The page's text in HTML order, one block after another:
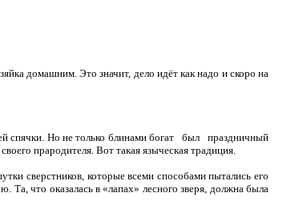
домашним. Это значит, дело идёт как надо и скоро на
спячки. Но не только блинами богат был праздничный
прародителя. Вот такая языческая традиция.
сверстников, которые всеми способами пытались его
Та, что оказалась в «лапах» лесного зверя, должна была